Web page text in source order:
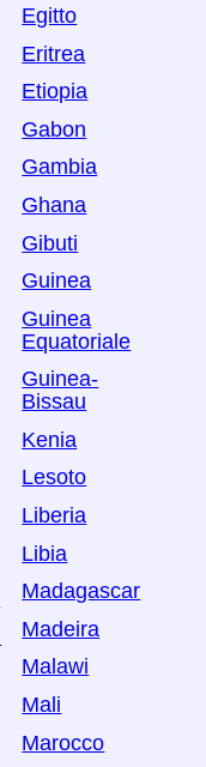
Egitto
Eritrea
Etiopia
Gabon
Gambia
Ghana
Gibuti
Guinea
Guinea
Equatoriale
Guinea-
Bissau
Kenia
Lesoto
Liberia
Libia
Madagascar
Madeira
Malawi
Mali
Marocco